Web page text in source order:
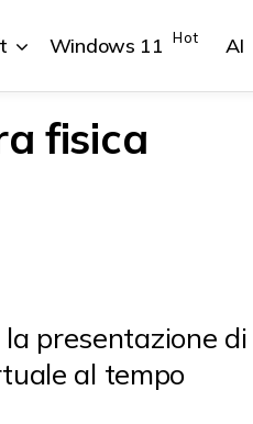
Windows 11 Hot AI
fisica
presentazione di
al tempo